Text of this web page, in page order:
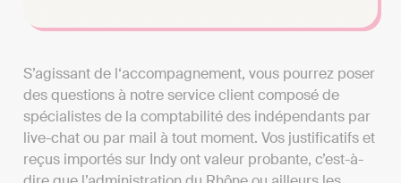
S’agissant de l‘accompagnement, vous pourrez poser
des questions à notre service client composé de
spécialistes de la comptabilité des indépendants par
live-chat ou par mail à tout moment. Vos justificatifs et
reçus importés sur Indy ont valeur probante, c’est-à-